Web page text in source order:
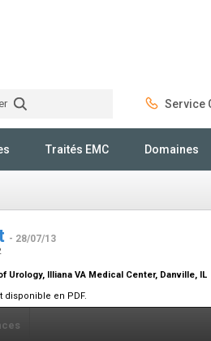
Service
Traités EMC Domaines
- 28/07/13
Urology, Illiana VA Medical Center, Danville, IL
disponible en PDF.